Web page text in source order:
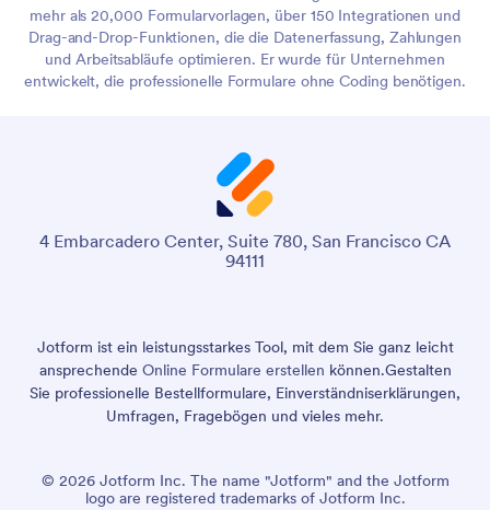
mehr als 20,000 Formularvorlagen, über 150 Integrationen und
Drag-and-Drop-Funktionen, die die Datenerfassung, Zahlungen
und Arbeitsabläufe optimieren. Er wurde für Unternehmen
entwickelt, die professionelle Formulare ohne Coding benötigen.
4 Embarcadero Center, Suite 780, San Francisco CA
94111
Jotform ist ein leistungsstarkes Tool, mit dem Sie ganz leicht
ansprechende Online Formulare erstellen können.Gestalten
Sie professionelle Bestellformulare, Einverständniserklärungen,
Umfragen, Fragebögen und vieles mehr.
© 2026 Jotform Inc. The name "Jotform" and the Jotform
logo are registered trademarks of Jotform Inc.